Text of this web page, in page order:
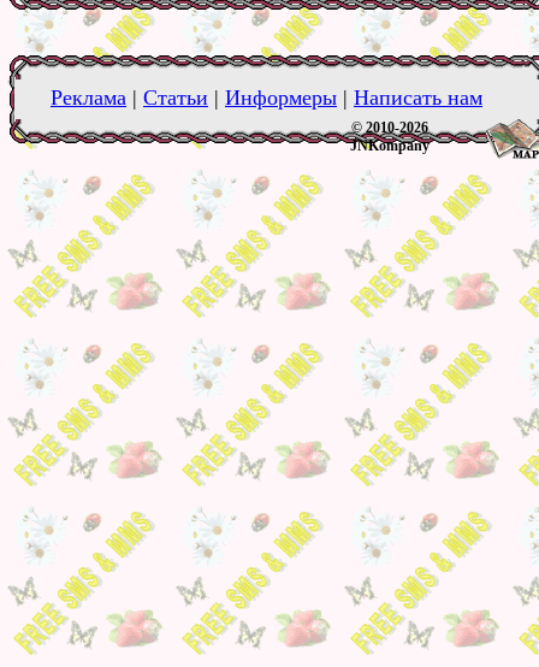
Реклама | Статьи | Информеры | Написать нам
© 2010-2026
JNKompany